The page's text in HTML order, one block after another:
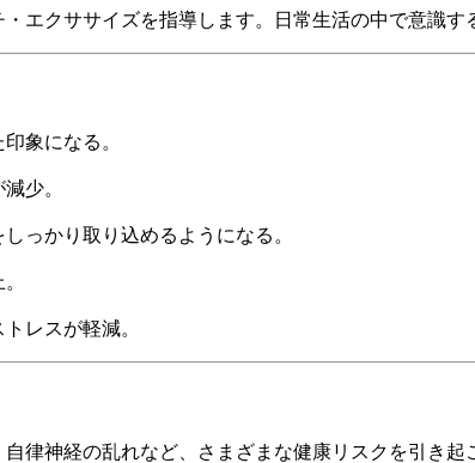
クササイズを指導します。日常生活の中で意識す
象になる。
少。
っかり取り込めるようになる。
レスが軽減。
律神経の乱れなど、さまざまな健康リスクを引き